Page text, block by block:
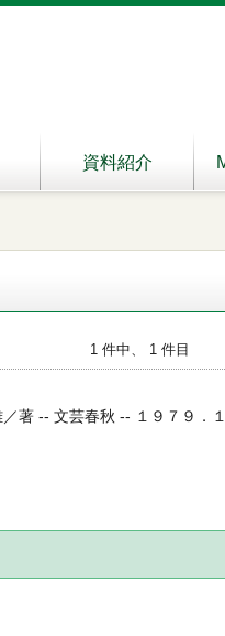
資料紹介
1 件中、 1 件目
著 -- 文芸春秋 -- １９７９．